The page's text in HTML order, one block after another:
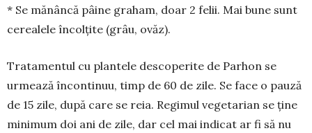
* Se mănâncă pâine graham, doar 2 felii. Mai bune sunt
cerealele încolțite (grâu, ovăz).
Tratamentul cu plantele descoperite de Parhon se
urmează încontinuu, timp de 60 de zile. Se face o pauză
de 15 zile, după care se reia. Regimul vegetarian se ține
mi­nimum doi ani de zile, dar cel mai indicat ar fi să nu